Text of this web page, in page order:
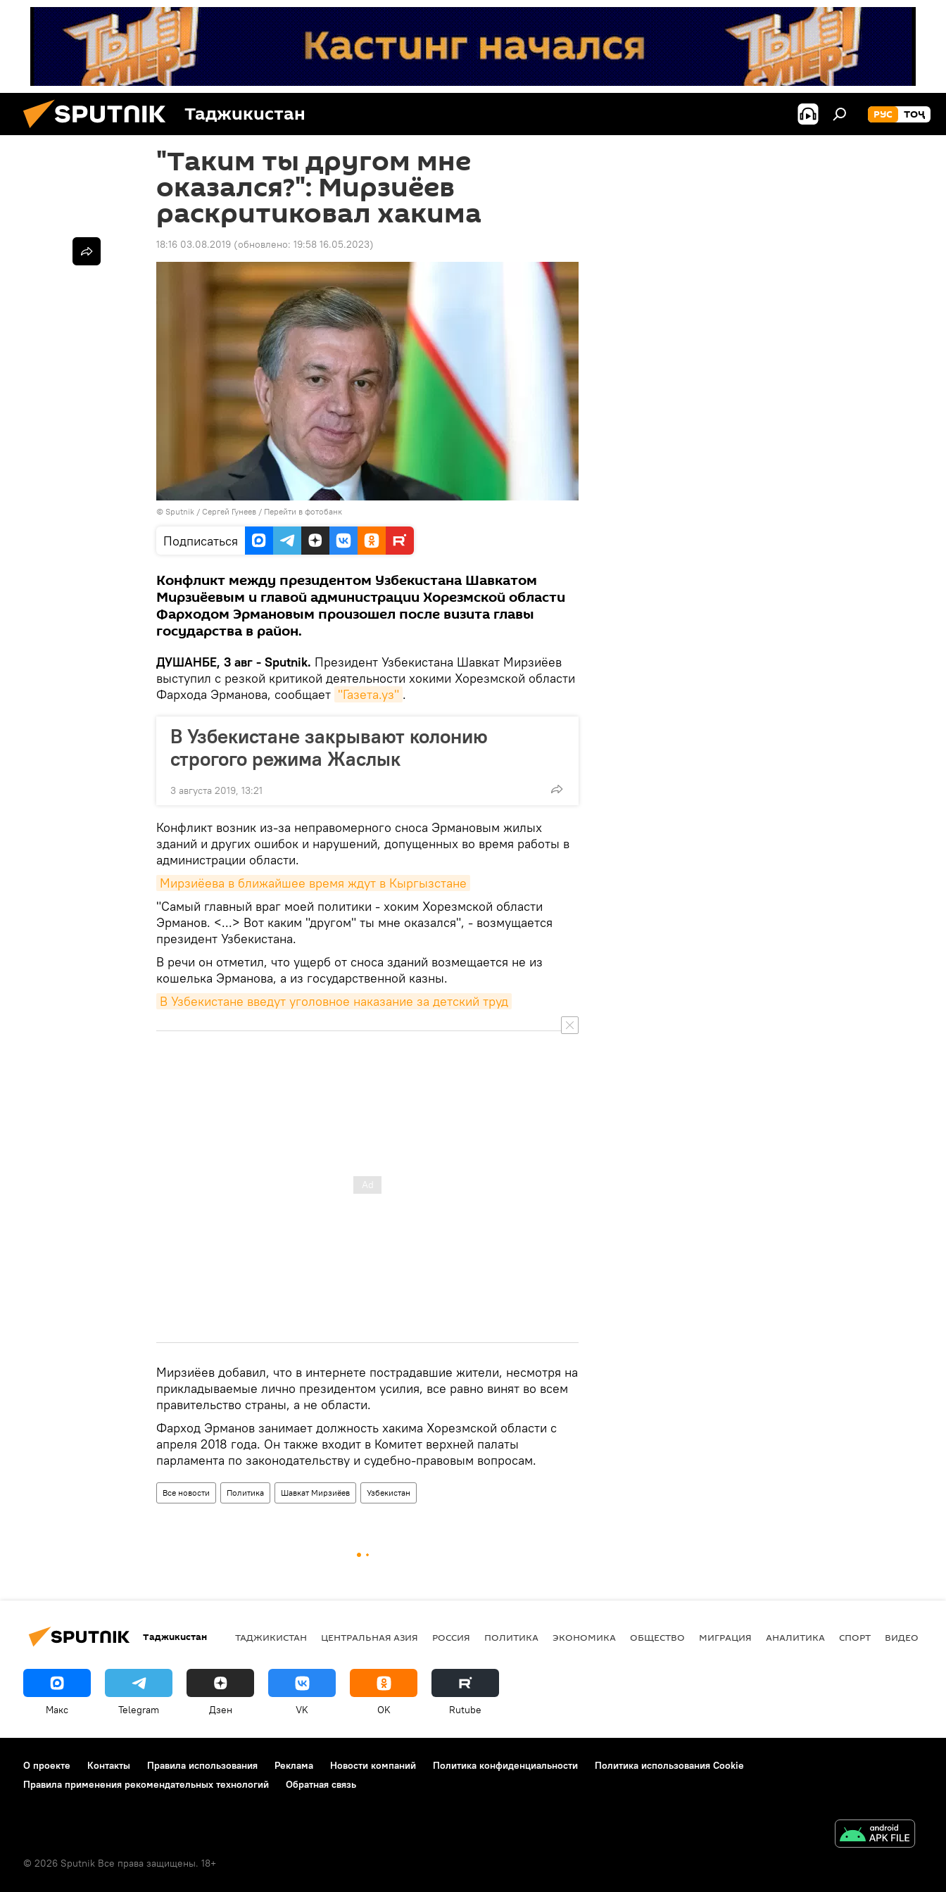
Таджикистан РУС ТОҶ
"Таким ты другом мне
оказался?": Мирзиёев
раскритиковал хакима
18:16 03.08.2019 (обновлено: 19:58 16.05.2023)
© Sputnik / Сергей Гунеев / Перейти в фотобанк
Подписаться
Конфликт между президентом Узбекистана Шавкатом
Мирзиёевым и главой администрации Хорезмской области
Фарходом Эрмановым произошел после визита главы
государства в район.
ДУШАНБЕ, 3 авг - Sputnik. Президент Узбекистана Шавкат Мирзиёев
выступил с резкой критикой деятельности хокими Хорезмской области
Фархода Эрманова, сообщает "Газета.уз" .
В Узбекистане закрывают колонию
строгого режима Жаслык
3 августа 2019, 13:21
Конфликт возник из-за неправомерного сноса Эрмановым жилых
зданий и других ошибок и нарушений, допущенных во время работы в
администрации области.
Мирзиёева в ближайшее время ждут в Кыргызстане
"Самый главный враг моей политики - хоким Хорезмской области
Эрманов. <...> Вот каким "другом" ты мне оказался", - возмущается
президент Узбекистана.
В речи он отметил, что ущерб от сноса зданий возмещается не из
кошелька Эрманова, а из государственной казны.
В Узбекистане введут уголовное наказание за детский труд
Мирзиёев добавил, что в интернете пострадавшие жители, несмотря на
прикладываемые лично президентом усилия, все равно винят во всем
правительство страны, а не области.
Фарход Эрманов занимает должность хакима Хорезмской области с
апреля 2018 года. Он также входит в Комитет верхней палаты
парламента по законодательству и судебно-правовым вопросам.
Все новости Политика Шавкат Мирзиёев Узбекистан
Таджикистан ТАДЖИКИСТАН ЦЕНТРАЛЬНАЯ АЗИЯ РОССИЯ ПОЛИТИКА ЭКОНОМИКА ОБЩЕСТВО МИГРАЦИЯ АНАЛИТИКА СПОРТ ВИДЕО
Макс Telegram Дзен VK OK Rutube
О проекте Контакты Правила использования Реклама Новости компаний Политика конфиденциальности
Политика использования Cookie
Правила применения рекомендательных технологий
Обратная связь
© 2026 Sputnik Все права защищены. 18+